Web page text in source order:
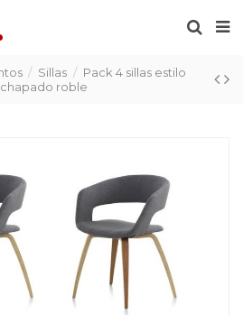
Sillas
Pack 4 sillas estilo
roble